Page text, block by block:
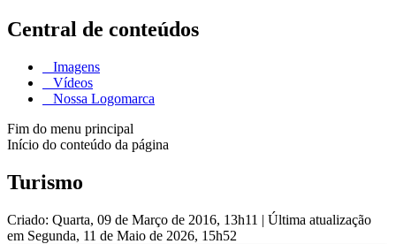
Central de conteúdos
Imagens
Vídeos
Nossa Logomarca
Fim do menu principal
Início do conteúdo da página
Turismo
Criado: Quarta, 09 de Março de 2016, 13h11 | Última atualização
em Segunda, 11 de Maio de 2026, 15h52